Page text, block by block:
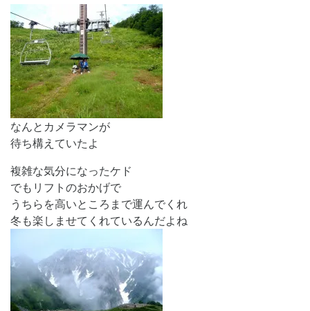
なんとカメラマンが
待ち構えていたよ
複雑な気分になったケド
でもリフトのおかげで
うちらを高いところまで運んでくれ
冬も楽しませてくれているんだよね